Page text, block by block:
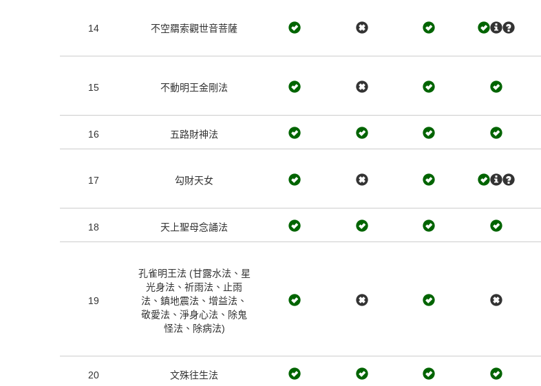
14 不空羂索觀世音菩薩
15 不動明王金剛法
16 五路財神法
17 勾財天女
18 天上聖母念誦法
19
孔雀明王法 (甘露水法、星
光身法、祈雨法、止雨
法、鎮地震法、增益法、
敬愛法、淨身心法、除鬼
怪法、除病法)
20 文殊往生法